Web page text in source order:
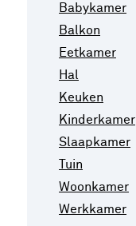
Babykamer
Balkon
Eetkamer
Hal
Keuken
Kinderkamer
Slaapkamer
Tuin
Woonkamer
Werkkamer